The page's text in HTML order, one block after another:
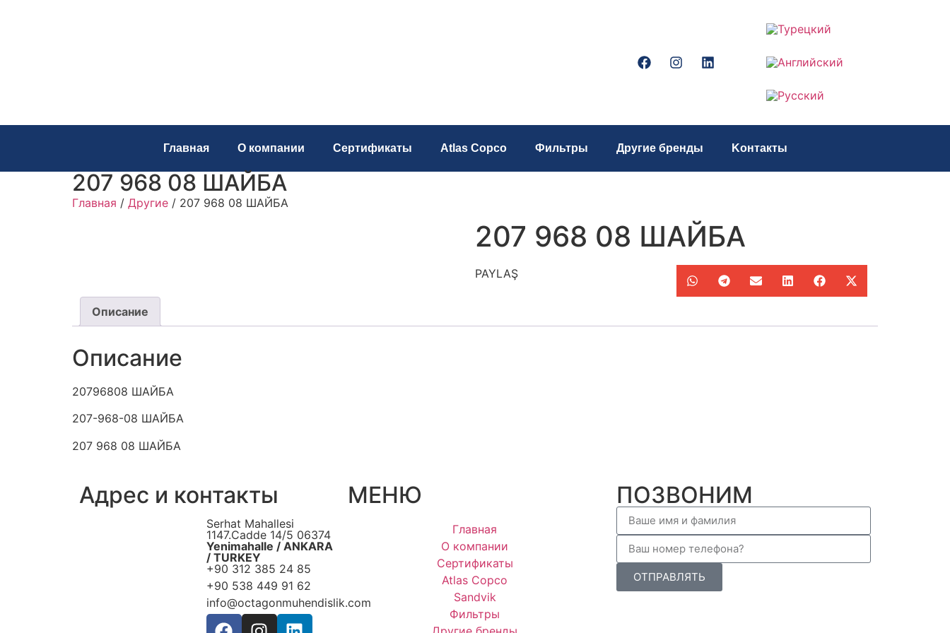
Главная О компании Сертификаты Atlas Copco Фильтры Другие бренды Kонтакты
207 968 08 ШАЙБА
Главная / Другие / 207 968 08 ШАЙБА
207 968 08 ШАЙБА
PAYLAŞ
Описание
Описание
20796808 ШАЙБА
207-968-08 ШАЙБА
207 968 08 ШАЙБА
Адрес и контакты
Serhat Mahallesi
1147.Cadde 14/5 06374
Yenimahalle / ANKARA
/ TURKEY
+90 312 385 24 85
+90 538 449 91 62
info@octagonmuhendislik.com
МЕНЮ
Главная
О компании
Сертификаты
Atlas Copco
Sandvik
Фильтры
ПОЗВОНИМ
ОТПРАВЛЯТЬ